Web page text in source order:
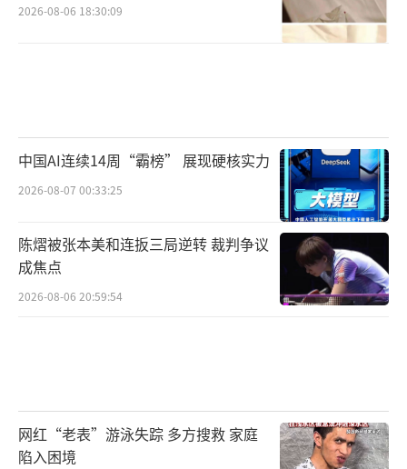
2026-08-06 18:30:09
中国AI连续14周“霸榜” 展现硬核实力
2026-08-07 00:33:25
陈熠被张本美和连扳三局逆转 裁判争议
成焦点
2026-08-06 20:59:54
网红“老表”游泳失踪 多方搜救 家庭
陷入困境